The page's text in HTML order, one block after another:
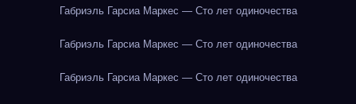
Габриэль Гарсиа Маркес — Сто лет одиночества
Габриэль Гарсиа Маркес — Сто лет одиночества
Габриэль Гарсиа Маркес — Сто лет одиночества